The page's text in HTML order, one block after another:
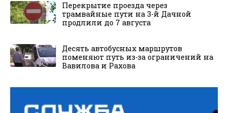
Перекрытие проезда через
трамвайные пути на 3-й Дачной
продлили до 7 августа
Десять автобусных маршрутов
поменяют путь из-за ограничений на
Вавилова и Рахова